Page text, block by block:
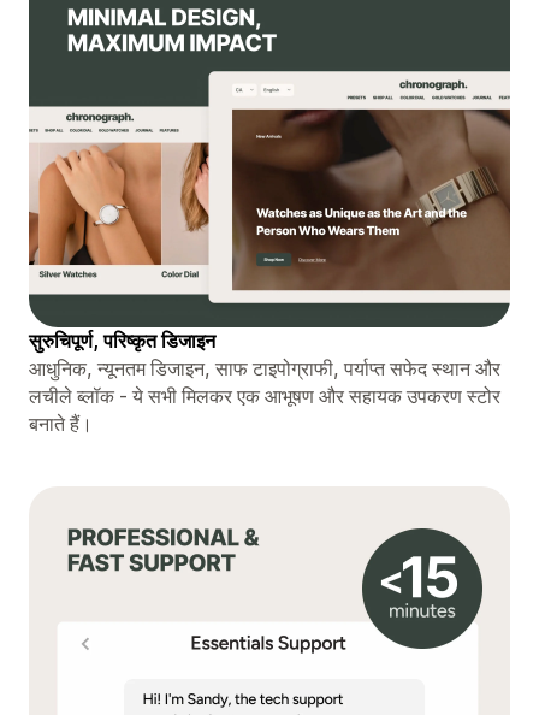
सुरुचिपूर्ण, परिष्कृत डिजाइन
आधुनिक, न्यूनतम डिजाइन, साफ टाइपोग्राफी, पर्याप्त सफेद स्थान और
लचीले ब्लॉक - ये सभी मिलकर एक आभूषण और सहायक उपकरण स्टोर
बनाते हैं।